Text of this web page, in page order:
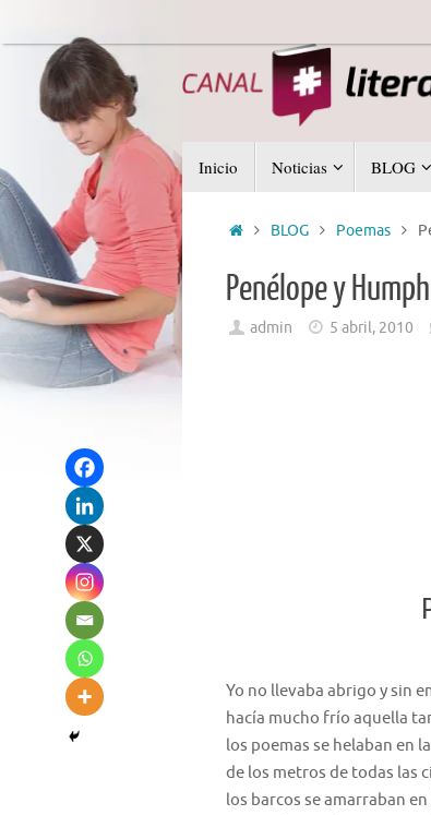
al
contenido
al
contenido
Inicio Noticias BLOG
InicioBLOG Poemas
Penélope y
admin 5 abril, 2010
Yo no llevaba abrigo y sin
hacía mucho frío aquella
los poemas se helaban en
de los metros de todas las
los barcos se amarraban